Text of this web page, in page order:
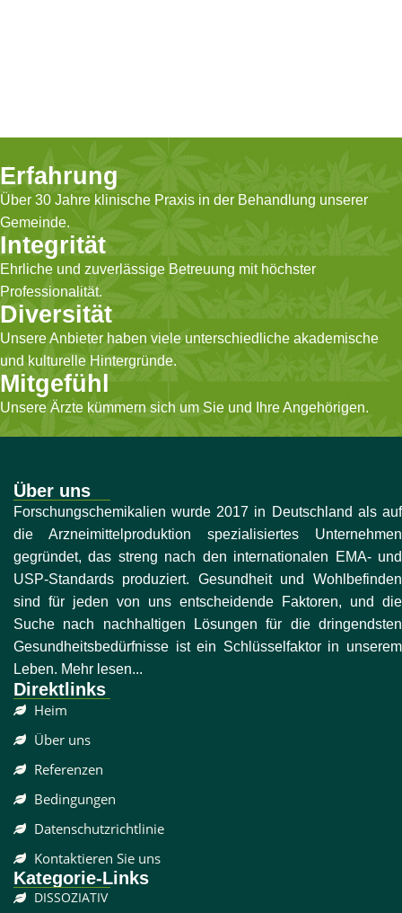
Erfahrung
Über 30 Jahre klinische Praxis in der Behandlung unserer
Gemeinde.
Integrität
Ehrliche und zuverlässige Betreuung mit höchster
Professionalität.
Diversität
Unsere Anbieter haben viele unterschiedliche akademische
und kulturelle Hintergründe.
Mitgefühl
Unsere Ärzte kümmern sich um Sie und Ihre Angehörigen.
Über uns
Forschungschemikalien wurde 2017 in Deutschland als auf
die Arzneimittelproduktion spezialisiertes Unternehmen
gegründet, das streng nach den internationalen EMA- und
USP-Standards produziert. Gesundheit und Wohlbefinden
sind für jeden von uns entscheidende Faktoren, und die
Suche nach nachhaltigen Lösungen für die dringendsten
Gesundheitsbedürfnisse ist ein Schlüsselfaktor in unserem
Leben. Mehr lesen...
Direktlinks
Heim
Über uns
Referenzen
Bedingungen
Datenschutzrichtlinie
Kontaktieren Sie uns
Kategorie-Links
DISSOZIATIV